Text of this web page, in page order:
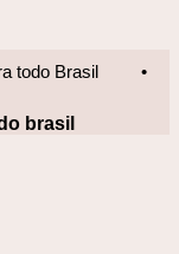
•
brasil